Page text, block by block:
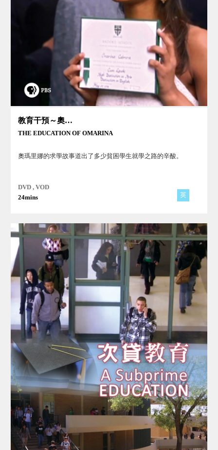
教育干預～奧瑪里娜的求學故事
THE EDUCATION OF OMARINA
奧瑪里娜的求學故事道出了多少貧困學生就學之路的辛酸。
DVD , VOD
24mins
英